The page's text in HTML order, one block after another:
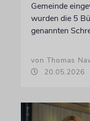
Gemeinde
wurden die 5
genannten
von Thomas
20.05.2026